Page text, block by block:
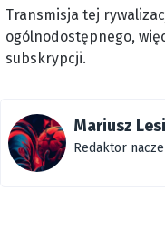
Transmisja tej
ogólnodostępnego,
subskrypcji.
Mariusz
Redaktor